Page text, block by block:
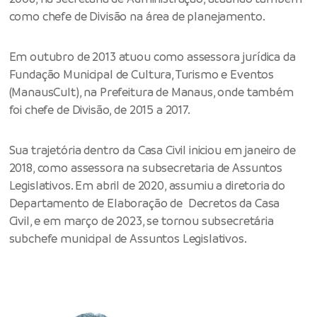
como chefe de Divisão na área de planejamento.
Em outubro de 2013 atuou como assessora jurídica da
Fundação Municipal de Cultura, Turismo e Eventos
(ManausCult), na Prefeitura de Manaus, onde também
foi chefe de Divisão, de 2015 a 2017.
Sua trajetória dentro da Casa Civil iniciou em janeiro de
2018, como assessora na subsecretaria de Assuntos
Legislativos. Em abril de 2020, assumiu a diretoria do
Departamento de Elaboração de Decretos da Casa
Civil, e em março de 2023, se tornou subsecretária
subchefe municipal de Assuntos Legislativos.